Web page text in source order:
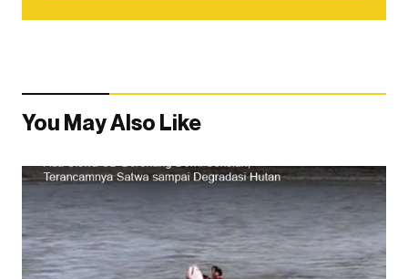
You May Also Like